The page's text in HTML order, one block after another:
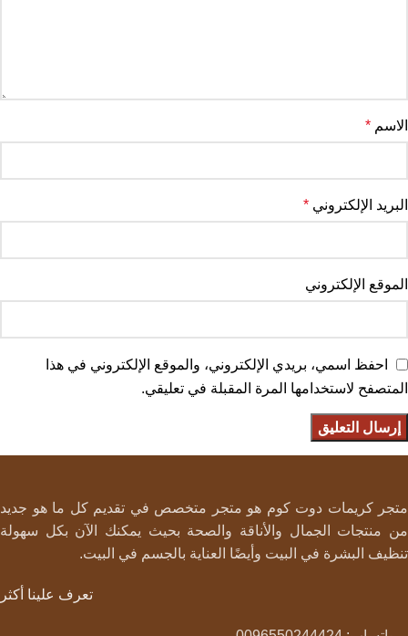
الاسم *
البريد الإلكتروني *
الموقع الإلكتروني
احفظ اسمي، بريدي الإلكتروني، والموقع الإلكتروني في هذا
المتصفح لاستخدامها المرة المقبلة في تعليقي.
متجر كريمات دوت كوم هو متجر متخصص في تقديم كل ما هو جديد
من منتجات الجمال والأناقة والصحة بحيث يمكنك الآن بكل سهولة
تنظيف البشرة في البيت وأيضًا العناية بالجسم في البيت.
تعرف علينا أكثر